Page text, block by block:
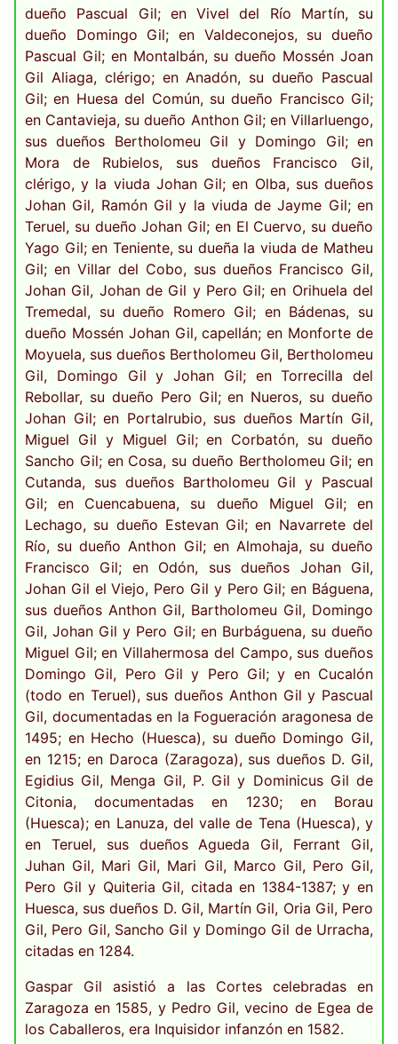
Gaspar Gil asistió a las Cortes celebradas en
Zaragoza en 1585, y Pedro Gil, vecino de Egea de
los Caballeros, era Inquisidor infanzón en 1582.